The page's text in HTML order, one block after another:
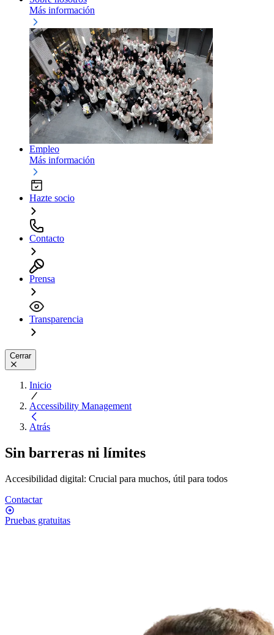
Más información
Empleo
Más información
Hazte socio
Contacto
Prensa
Transparencia
Cerrar
Inicio
Accessibility Management
Atrás
Sin barreras ni límites
Accesibilidad digital: Crucial para muchos, útil para todos
Contactar
Pruebas gratuitas